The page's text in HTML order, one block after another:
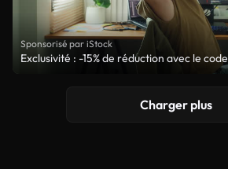
Sponsorisé par iStock
Exclusivité : -15% de réduction avec le code
Charger plus